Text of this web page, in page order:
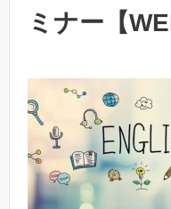
ミナー【